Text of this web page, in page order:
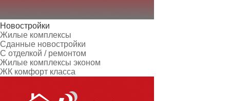
Новостройки
Жилые комплексы
Сданные новостройки
С отделкой / ремонтом
Жилые комплексы эконом
ЖК комфорт класса